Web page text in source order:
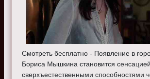
Смотреть бесплатно - Появление в
Бориса Мышкина становится
сверхъестественными способностями